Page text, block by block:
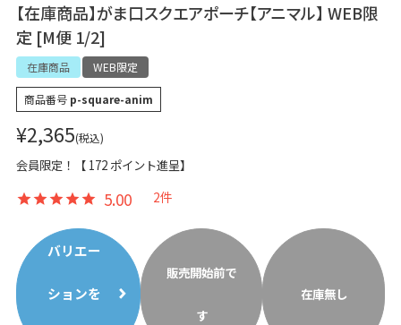
【在庫商品】がま口スクエアポーチ【アニマル】 WEB限
定 [M便 1/2]
在庫商品 WEB限定
商品番号 p-square-anim
¥2,365 税込
会員限定！【 172 ポイント進呈】
5.00 2
バリエー
ションを
販売開始前で
す
在庫無し